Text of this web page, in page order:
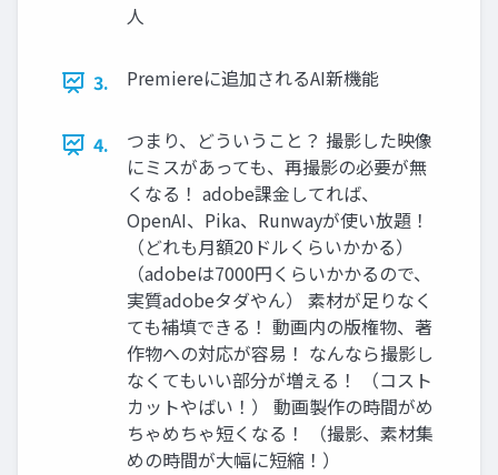
人
3. Premiereに追加されるAI新機能
4.
つまり、どういうこと？ 撮影した映像
にミスがあっても、再撮影の必要が無
くなる！ adobe課金してれば、
OpenAI、Pika、Runwayが使い放題！
（どれも月額20ドルくらいかかる）
（adobeは7000円くらいかかるので、
実質adobeタダやん） 素材が足りなく
ても補填できる！ 動画内の版権物、著
作物への対応が容易！ なんなら撮影し
なくてもいい部分が増える！ （コスト
カットやばい！） 動画製作の時間がめ
ちゃめちゃ短くなる！ （撮影、素材集
めの時間が大幅に短縮！）